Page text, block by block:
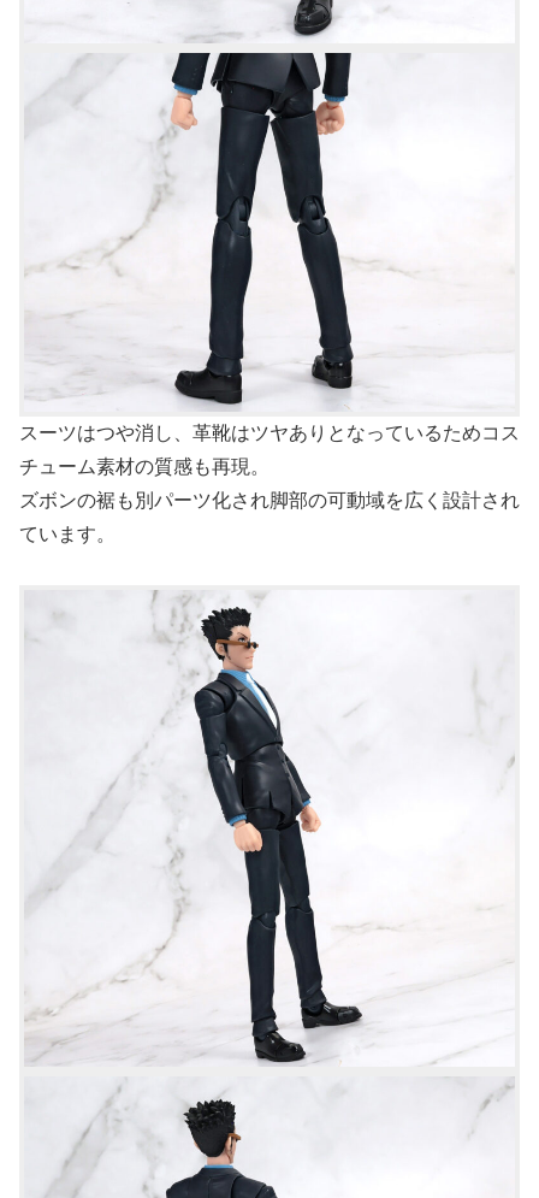
スーツはつや消し、革靴はツヤありとなっているためコス
チューム素材の質感も再現。
ズボンの裾も別パーツ化され脚部の可動域を広く設計され
ています。